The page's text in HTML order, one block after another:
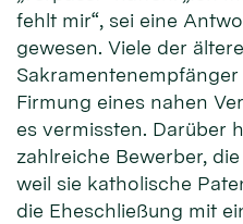
fehlt mir“, sei eine
gewesen. Viele der
Firmung eines nahen
es vermissten. Darüber
zahlreiche Bewerber,
weil sie katholische
die Eheschließung mit